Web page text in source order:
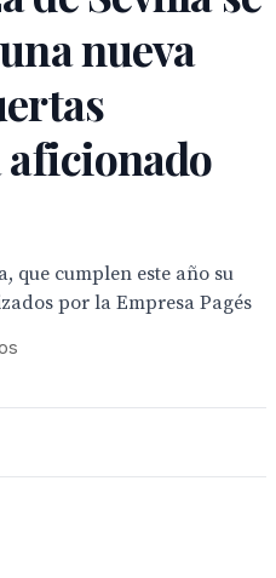
nueva
que cumplen este año su
por la Empresa Pagés